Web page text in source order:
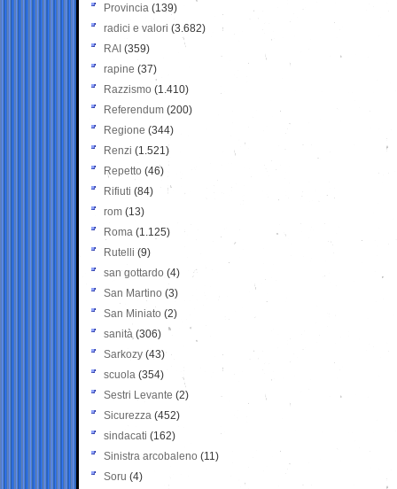
Provincia (139)
radici e valori (3.682)
RAI (359)
rapine (37)
Razzismo (1.410)
Referendum (200)
Regione (344)
Renzi (1.521)
Repetto (46)
Rifiuti (84)
rom (13)
Roma (1.125)
Rutelli (9)
san gottardo (4)
San Martino (3)
San Miniato (2)
sanità (306)
Sarkozy (43)
scuola (354)
Sestri Levante (2)
Sicurezza (452)
sindacati (162)
Sinistra arcobaleno (11)
Soru (4)